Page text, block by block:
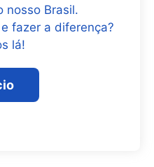
nosso Brasil.
fazer a diferença?
lá!